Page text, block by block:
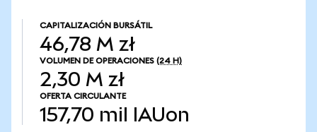
CAPITALIZACIÓN BURSÁTIL
46,78 M zł
VOLUMEN DE OPERACIONES (24 H)
2,30 M zł
OFERTA CIRCULANTE
157,70 mil IAUon